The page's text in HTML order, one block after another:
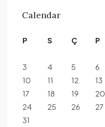
Calendar
P S Ç P
3
4 5 6
10
11 12 13
17
18 19 20
24
25 26 27
31